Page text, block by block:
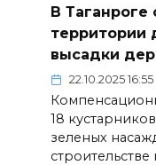
В
территории
высадки
22.10.2025 16:55
18
зеленых